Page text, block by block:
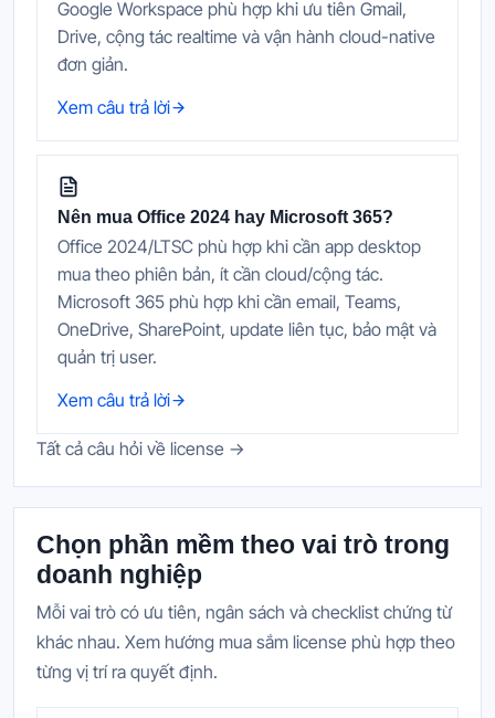
Google Workspace phù hợp khi ưu tiên Gmail,
Drive, cộng tác realtime và vận hành cloud-native
đơn giản.
Xem câu trả lời
Nên mua Office 2024 hay Microsoft 365?
Office 2024/LTSC phù hợp khi cần app desktop
mua theo phiên bản, ít cần cloud/cộng tác.
Microsoft 365 phù hợp khi cần email, Teams,
OneDrive, SharePoint, update liên tục, bảo mật và
quản trị user.
Xem câu trả lời
Tất cả câu hỏi về license →
Chọn phần mềm theo vai trò trong
doanh nghiệp
Mỗi vai trò có ưu tiên, ngân sách và checklist chứng từ
khác nhau. Xem hướng mua sắm license phù hợp theo
từng vị trí ra quyết định.